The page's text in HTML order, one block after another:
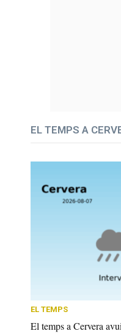
EL TEMPS A
EL TEMPS
El temps a Cervera